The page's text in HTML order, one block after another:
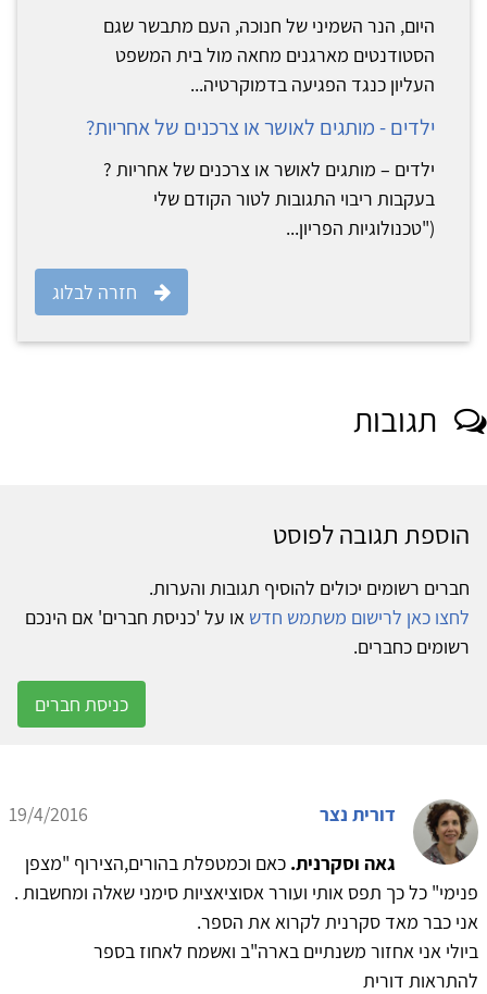
היום, הנר השמיני של חנוכה, העם מתבשר שגם
הסטודנטים מארגנים מחאה מול בית המשפט
העליון כנגד הפגיעה בדמוקרטיה...
ילדים - מותגים לאושר או צרכנים של אחריות?
ילדים – מותגים לאושר או צרכנים של אחריות ?
בעקבות ריבוי התגובות לטור הקודם שלי
("טכנולוגיות הפריון...
חזרה לבלוג
תגובות
הוספת תגובה לפוסט
חברים רשומים יכולים להוסיף תגובות והערות.
לחצו כאן לרישום משתמש חדש או על 'כניסת חברים' אם הינכם
רשומים כחברים.
כניסת חברים
דורית נצר
19/4/2016
גאה וסקרנית. כאם וכמטפלת בהורים,הצירוף "מצפן
פנימי" כל כך תפס אותי ועורר אסוציאציות סימני שאלה ומחשבות .
אני כבר מאד סקרנית לקרוא את הספר.
ביולי אני אחזור משנתיים בארה"ב ואשמח לאחוז בספר
להתראות דורית